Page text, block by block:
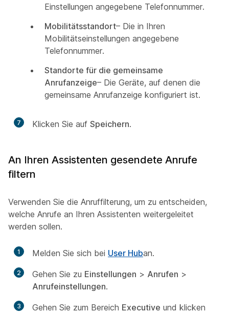
Einstellungen angegebene Telefonnummer.
Mobilitätsstandort– Die in Ihren
Mobilitätseinstellungen angegebene
Telefonnummer.
Standorte für die gemeinsame
Anrufanzeige– Die Geräte, auf denen die
gemeinsame Anrufanzeige konfiguriert ist.
7 Klicken Sie auf Speichern.
An Ihren Assistenten gesendete Anrufe
filtern
Verwenden Sie die Anruffilterung, um zu entscheiden,
welche Anrufe an Ihren Assistenten weitergeleitet
werden sollen.
1 Melden Sie sich bei User Huban.
2 Gehen Sie zu Einstellungen > Anrufen >
Anrufeinstellungen.
3 Gehen Sie zum Bereich Executive und klicken